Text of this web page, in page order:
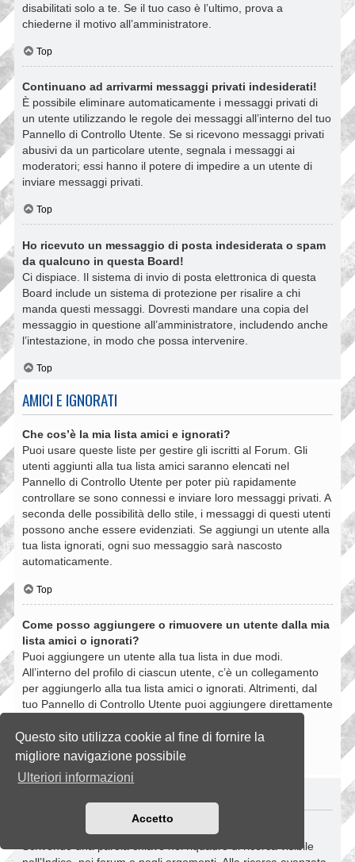
Questo sito utilizza cookie al fine di fornire la
migliore navigazione possibile
Ulteriori informazioni
Accetto
disabilitati solo a te. Se il tuo caso è l’ultimo, prova a
chiederne il motivo all’amministratore.
Top
Continuano ad arrivarmi messaggi privati indesiderati!
È possibile eliminare automaticamente i messaggi privati ​​di
un utente utilizzando le regole dei messaggi all’interno del tuo
Pannello di Controllo Utente. Se si ricevono messaggi privati ​​
abusivi da un particolare utente, segnala i messaggi ai
moderatori; essi hanno il potere di impedire a un utente di
inviare messaggi privati​​.
Top
Ho ricevuto un messaggio di posta indesiderata o spam
da qualcuno in questa Board!
Ci dispiace. Il sistema di invio di posta elettronica di questa
Board include un sistema di protezione per risalire a chi
manda questi messaggi. Dovresti mandare una copia del
messaggio in questione all’amministratore, includendo anche
l’intestazione, in modo che possa intervenire.
Top
AMICI E IGNORATI
Che cos’è la mia lista amici e ignorati?
Puoi usare queste liste per gestire gli iscritti al Forum. Gli
utenti aggiunti alla tua lista amici saranno elencati nel
Pannello di Controllo Utente per poter più rapidamente
controllare se sono connessi e inviare loro messaggi privati. A
seconda delle possibilità dello stile, i messaggi di questi utenti
possono anche essere evidenziati. Se aggiungi un utente alla
tua lista ignorati, ogni suo messaggio sarà nascosto
automaticamente.
Top
Come posso aggiungere o rimuovere un utente dalla mia
lista amici o ignorati?
Puoi aggiungere un utente alla tua lista in due modi.
All’interno del profilo di ciascun utente, c’è un collegamento
per aggiungerlo alla tua lista amici o ignorati. Altrimenti, dal
tuo Pannello di Controllo Utente puoi aggiungere direttamente
rimuovere un utente dalla lista dalla stessa pagina.
Top
Come si fanno le ricerche nella Board?
Scrivendo una parola chiave nel riquadro di ricerca visibile